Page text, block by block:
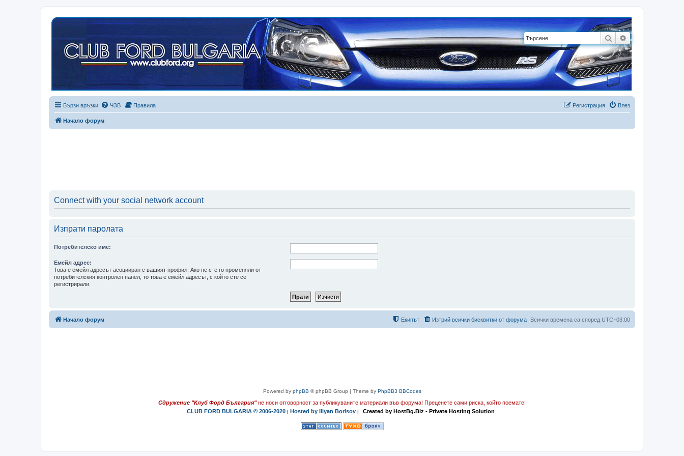
ТърсенеРазширено
Бързи връзки ЧЗВ Правила Влез
Регистрация
Начало форум
Connect with your social network account
Изпрати паролата
Потребителско име:
Емейл адрес:
Това е емейл адресът асоцииран с вашият профил. Ако не сте го променяли от
потребителския контролен панел, то това е емейл адресът, с който сте се
регистрирали.
Начало форум Всички времена са според UTC+03:00
Изтрий всички бисквитки от форума
Екипът
Powered by phpBB © phpBB Group | Theme by PhpBB3 BBCodes
Сдружение "Клуб Форд България" не носи отговорност за публикуваните материали във форума! Преценете сами риска, който поемате!
CLUB FORD BULGARIA © 2006-2020 | Hosted by Iliyan Borisov | Created by HostBg.Biz - Private Hosting Solution